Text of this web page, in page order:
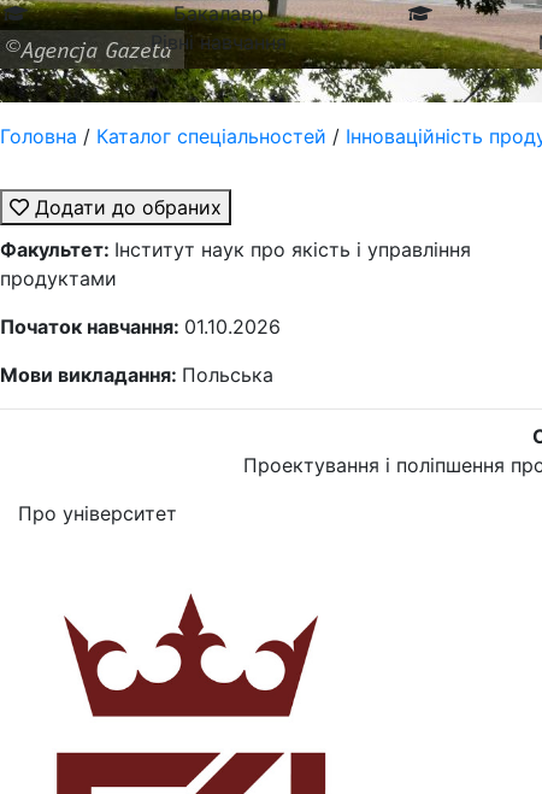
Бакалавр
Рівні навчання
Головна / Каталог спеціальностей / Інноваційність
Додати до обраних
Факультет: Інститут наук про якість і управління
продуктами
Початок навчання: 01.10.2026
Мови викладання: Польська
Проектування і поліпшення
Про університет